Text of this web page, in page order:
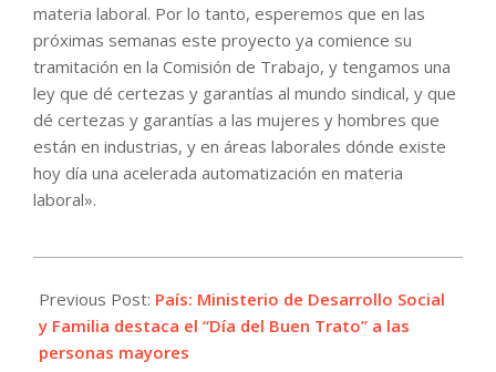
materia laboral. Por lo tanto, esperemos que en las
próximas semanas este proyecto ya comience su
tramitación en la Comisión de Trabajo, y tengamos una
ley que dé certezas y garantías al mundo sindical, y que
dé certezas y garantías a las mujeres y hombres que
están en industrias, y en áreas laborales dónde existe
hoy día una acelerada automatización en materia
laboral».
06-
15
Previous Post: País: Ministerio de Desarrollo Social
y Familia destaca el “Día del Buen Trato” a las
personas mayores